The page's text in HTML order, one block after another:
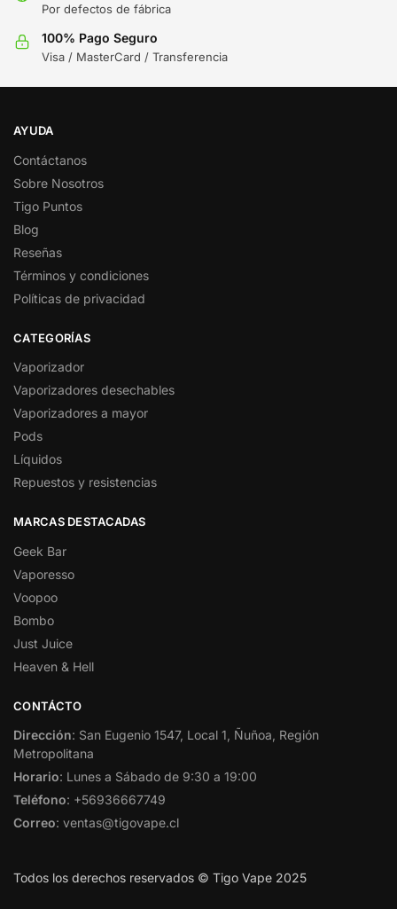
Por defectos de fábrica
100% Pago Seguro
Visa / MasterCard / Transferencia
AYUDA
Contáctanos
Sobre Nosotros
Tigo Puntos
Blog
Reseñas
Términos y condiciones
Políticas de privacidad
CATEGORÍAS
Vaporizador
Vaporizadores desechables
Vaporizadores a mayor
Pods
Líquidos
Repuestos y resistencias
MARCAS DESTACADAS
Geek Bar
Vaporesso
Voopoo
Bombo
Just Juice
Heaven & Hell
CONTÁCTO
Dirección: San Eugenio 1547, Local 1, Ñuñoa, Región
Metropolitana
Horario: Lunes a Sábado de 9:30 a 19:00
Teléfono: +56936667749
Correo: ventas@tigovape.cl
Todos los derechos reservados © Tigo Vape 2025